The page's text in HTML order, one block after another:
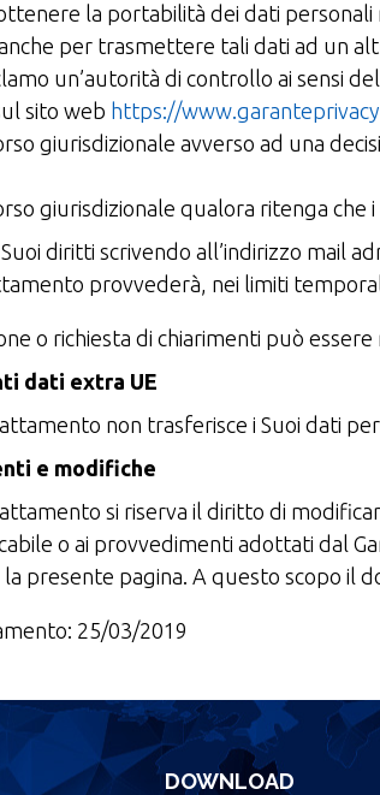
la portabilità dei dati
per trasmettere tali dati ad un
un’autorità di controllo ai sensi
sito web https://
giurisdizionale avverso ad una
giurisdizionale qualora ritenga che
diritti scrivendo all’indirizzo mail
provvederà, nei limiti
o richiesta di chiarimenti può
dati extra UE
non trasferisce i Suoi dati
e modifiche
si riserva il diritto di
o ai provvedimenti adottati dal
presente pagina. A questo scopo il
25/03/2019
DOWNLOAD